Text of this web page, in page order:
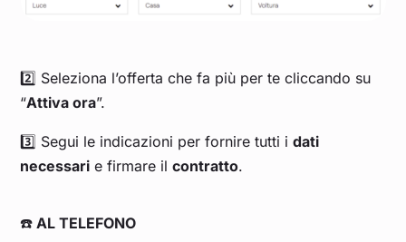
2️⃣ Seleziona l’offerta che fa più per te cliccando su
“Attiva ora”.
3️⃣ Segui le indicazioni per fornire tutti idati
necessari e firmare ilcontratto.
☎️ AL TELEFONO